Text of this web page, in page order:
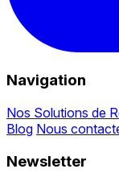
Navigation
Nos Solutions de
Blog Nous
Newsletter